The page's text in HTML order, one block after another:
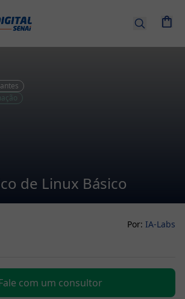
de Linux Básico
Por: IA-Labs
com um consultor